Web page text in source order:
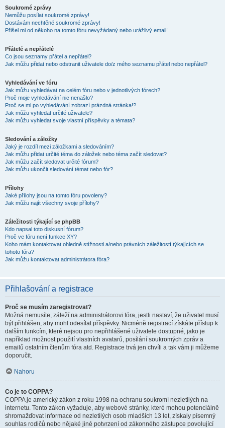
Soukromé zprávy
Nemůžu posílat soukromé zprávy!
Dostávám nechtěné soukromé zprávy!
Přišel mi od někoho na tomto fóru nevyžádaný nebo urážlivý email!
Přátelé a nepřátelé
Co jsou seznamy přátel a nepřátel?
Jak můžu přidat nebo odstranit uživatele do/z mého seznamu přátel nebo nepřátel?
Vyhledávání ve fóru
Jak můžu vyhledávat na celém fóru nebo v jednotlivých fórech?
Proč moje vyhledávání nic nenašlo?
Proč se mi po vyhledávání zobrazí prázdná stránka!?
Jak můžu vyhledat určité uživatele?
Jak můžu vyhledat svoje vlastní příspěvky a témata?
Sledování a záložky
Jaký je rozdíl mezi záložkami a sledováním?
Jak můžu přidat určité téma do záložek nebo téma začít sledovat?
Jak můžu začít sledovat určité fórum?
Jak můžu ukončit sledování témat nebo fór?
Přílohy
Jaké přílohy jsou na tomto fóru povoleny?
Jak můžu najít všechny svoje přílohy?
Záležitosti týkající se phpBB
Kdo napsal toto diskusní fórum?
Proč ve fóru není funkce XY?
Koho mám kontaktovat ohledně stížnosti a/nebo právních záležitostí týkajících se
tohoto fóra?
Jak můžu kontaktovat administrátora fóra?
Přihlašování a registrace
Proč se musím zaregistrovat?
Možná nemusíte, záleží na administrátorovi fóra, jestli nastaví, že uživatel musí
být přihlášen, aby mohl odesílat příspěvky. Nicméně registrací získáte přístup k
dalším funkcím, které nejsou pro nepřihlášené uživatele dostupné, jako je
například možnost použití vlastních avatarů, posílání soukromých zpráv a
emailů ostatním členům fóra atd. Registrace trvá jen chvíli a tak vám ji můžeme
doporučit.
Nahoru
Co je to COPPA?
COPPA je americký zákon z roku 1998 na ochranu soukromí nezletilých na
internetu. Tento zákon vyžaduje, aby webové stránky, které mohou potenciálně
shromažďovat informace od nezletilých osob mladších 13 let, získaly písemný
souhlas rodičů nebo nějaké jiné potvrzení od zákonného zástupce povolující